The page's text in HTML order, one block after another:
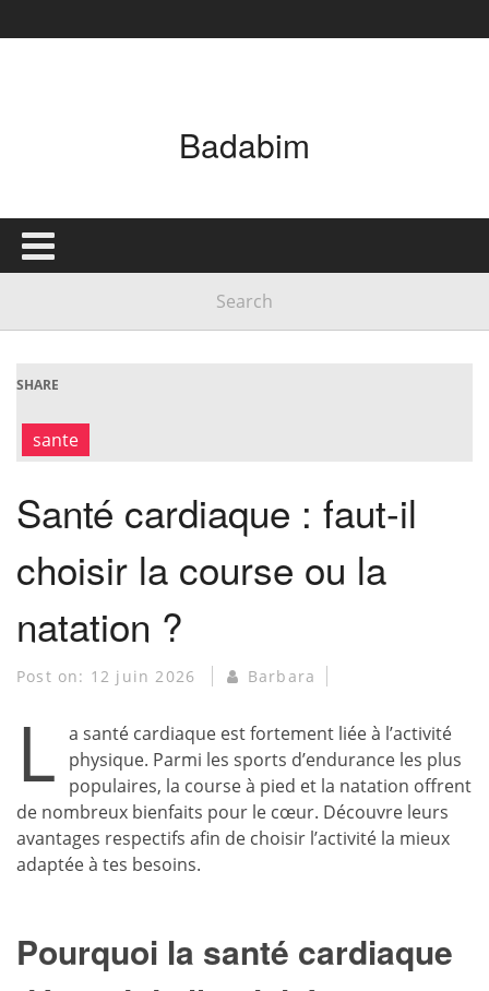
Badabim
SHARE
sante
Santé cardiaque : faut-il
choisir la course ou la
natation ?
Post on: 12 juin 2026 Barbara
L a santé cardiaque est fortement liée à l’activité
physique. Parmi les sports d’endurance les plus
populaires, la course à pied et la natation offrent
de nombreux bienfaits pour le cœur. Découvre leurs
avantages respectifs afin de choisir l’activité la mieux
adaptée à tes besoins.
Pourquoi la santé cardiaque